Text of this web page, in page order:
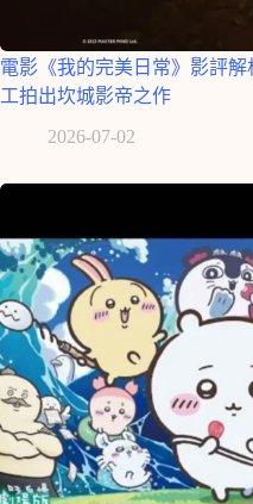
電影《我的完美日常》影評
工拍出坎城影帝之作
2026-07-02